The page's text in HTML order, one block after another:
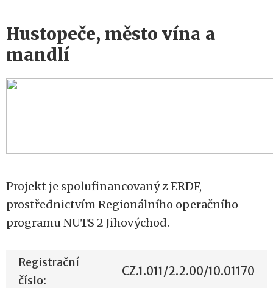
Hustopeče, město vína a
mandlí
Projekt je spolufinancovaný z ERDF,
prostřednictvím Regionálního operačního
programu NUTS 2 Jihovýchod.
Registrační
číslo:
CZ.1.011/2.2.00/10.01170